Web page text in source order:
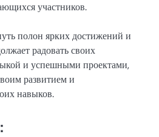
участников.
полон ярких достижений и
радовать своих
и успешными проектами,
развитием и
навыков.